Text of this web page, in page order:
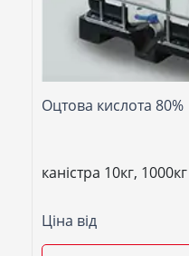
Оцтова кислота 80%
каністра 10кг, 1000кг
Ціна від